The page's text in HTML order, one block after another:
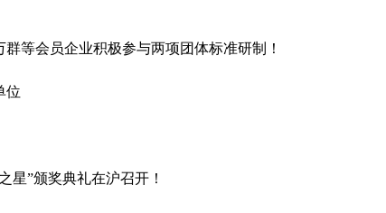
等会员企业积极参与两项团体标准研制！
位
星”颁奖典礼在沪召开！